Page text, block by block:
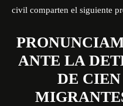
civil comparten el siguiente
ANTE LA
DE CIEN